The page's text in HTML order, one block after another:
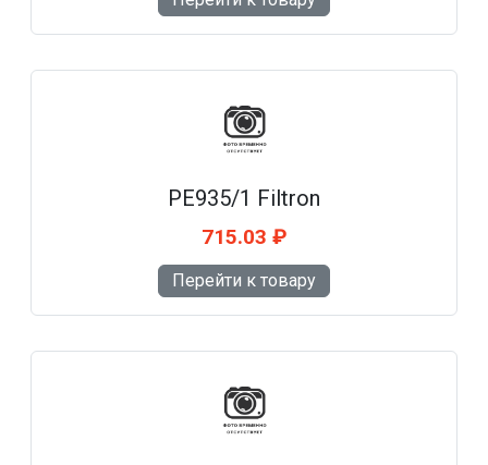
PE935/1 Filtron
715.03 ₽
Перейти к товару